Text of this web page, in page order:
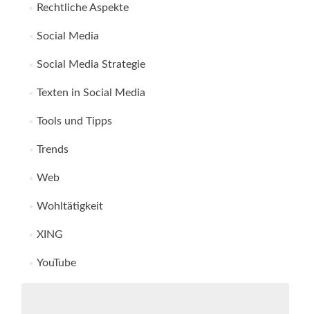
Rechtliche Aspekte
Social Media
Social Media Strategie
Texten in Social Media
Tools und Tipps
Trends
Web
Wohltätigkeit
XING
YouTube